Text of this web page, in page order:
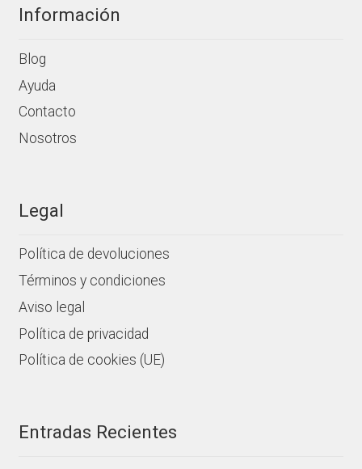
Información
Blog
Ayuda
Contacto
Nosotros
Legal
Política de devoluciones
Términos y condiciones
Aviso legal
Política de privacidad
Política de cookies (UE)
Entradas Recientes